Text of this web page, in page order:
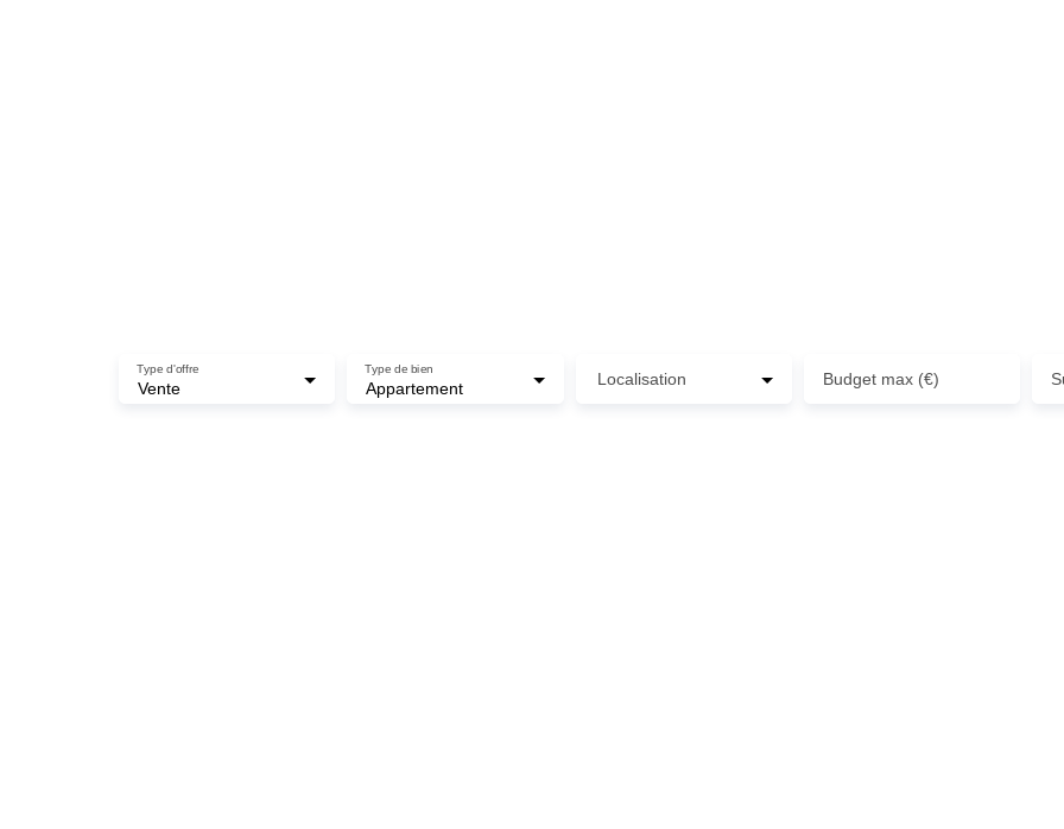
Vente
Type d'offre
Appartement
Type de bien
Localisation Budget max (€)